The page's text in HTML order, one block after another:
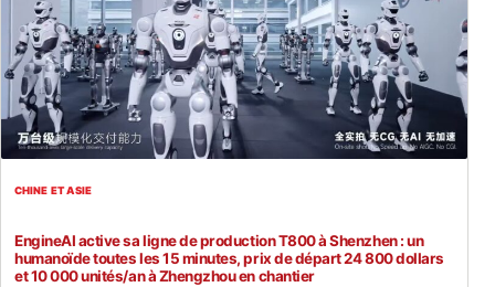
CHINE ET ASIE
EngineAI active sa ligne de production T800 à Shenzhen : un
humanoïde toutes les 15 minutes, prix de départ 24 800 dollars
et 10 000 unités/an à Zhengzhou en chantier